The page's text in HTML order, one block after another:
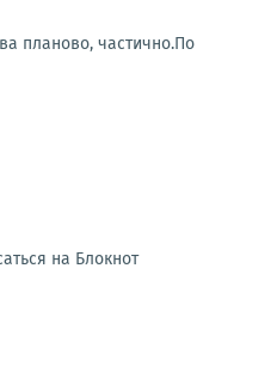
планово, частично.По
на Блокнот